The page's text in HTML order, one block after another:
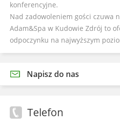
konferencyjne.
Nad zadowoleniem gości czuwa
Adam&Spa w Kudowie Zdrój to
odpoczynku na najwyższym
Napisz do nas
Telefon